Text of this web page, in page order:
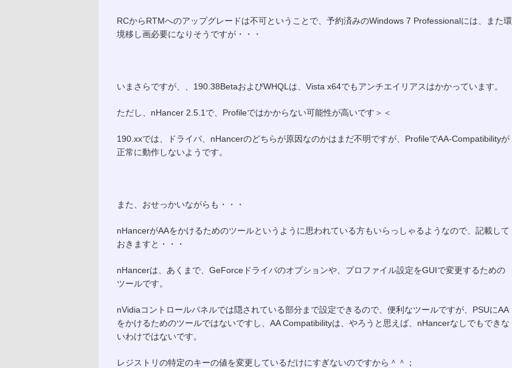
RCからRTMへのアップグレードは不可ということで、予約済みのWindows 7 Professionalには、また環
境移し画必要になりそうですが・・・
いまさらですが、、190.38BetaおよびWHQLは、Vista x64でもアンチエイリアスはかかっています。
ただし、nHancer 2.5.1で、Profileではかからない可能性が高いです＞＜
190.xxでは、ドライバ、nHancerのどちらが原因なのかはまだ不明ですが、ProfileでAA-Compatibilityが
正常に動作しないようです。
また、おせっかいながらも・・・
nHancerがAAをかけるためのツールというように思われている方もいらっしゃるようなので、記載して
おきますと・・・
nHancerは、あくまで、GeForceドライバのオプションや、プロファイル設定をGUIで変更するための
ツールです。
nVidiaコントロールパネルでは隠されている部分まで設定できるので、便利なツールですが、PSUにAA
をかけるためのツールではないですし、AA Compatibilityは、やろうと思えば、nHancerなしでもできな
いわけではないです。
レジストリの特定のキーの値を変更しているだけにすぎないのですから＾＾；